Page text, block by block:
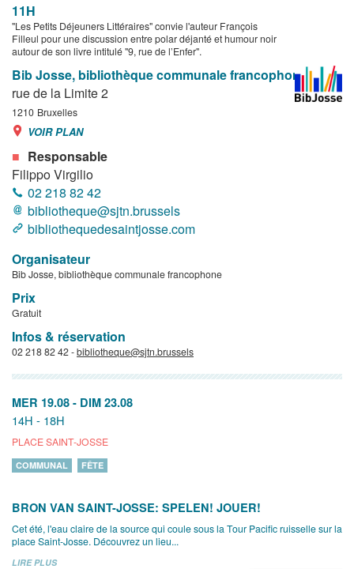
11H
"Les Petits Déjeuners Littéraires" convie l'auteur François
Filleul pour une discussion entre polar déjanté et humour noir
autour de son livre intitulé "9, rue de l’Enfer".
Bib Josse, bibliothèque communale francophone
rue de la Limite 2
1210 Bruxelles
VOIR PLAN
Responsable
Filippo Virgilio
02 218 82 42
bibliotheque@sjtn.brussels
bibliothequedesaintjosse.com
Organisateur
Bib Josse, bibliothèque communale francophone
Prix
Gratuit
Infos & réservation
02 218 82 42 -bibliotheque@sjtn.brussels
MER 19.08 - DIM 23.08
14H - 18H
PLACE SAINT-JOSSE
COMMUNAL FÊTE
BRON VAN SAINT-JOSSE: SPELEN! JOUER!
Cet été, l'eau claire de la source qui coule sous la Tour Pacific ruisselle sur la
place Saint-Josse. Découvrez un lieu...
LIRE PLUS